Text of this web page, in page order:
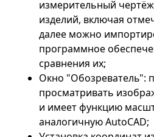
измерительный
изделий, включая
далее можно
программное
сравнения их;
Окно "Обозреватель":
просматривать
и имеет функцию
аналогичную AutoCAD;